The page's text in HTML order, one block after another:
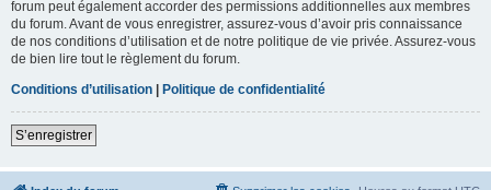
forum peut également accorder des permissions additionnelles aux membres
du forum. Avant de vous enregistrer, assurez-vous d’avoir pris connaissance
de nos conditions d’utilisation et de notre politique de vie privée. Assurez-vous
de bien lire tout le règlement du forum.
Conditions d’utilisation | Politique de confidentialité
S’enregistrer